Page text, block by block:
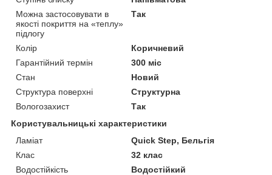
Можна застосовувати в
якості покриття на «теплу»
підлогу
Так
Колір
Коричневий
Гарантійний термін
300 міс
Стан
Новий
Структура поверхні
Структурна
Вологозахист
Так
Користувальницькі характеристики
Ламіат
Quick Step, Бельгія
Клас
32 клас
Водостійкість
Водостійкий